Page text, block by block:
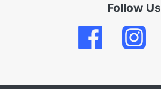
Follow Us